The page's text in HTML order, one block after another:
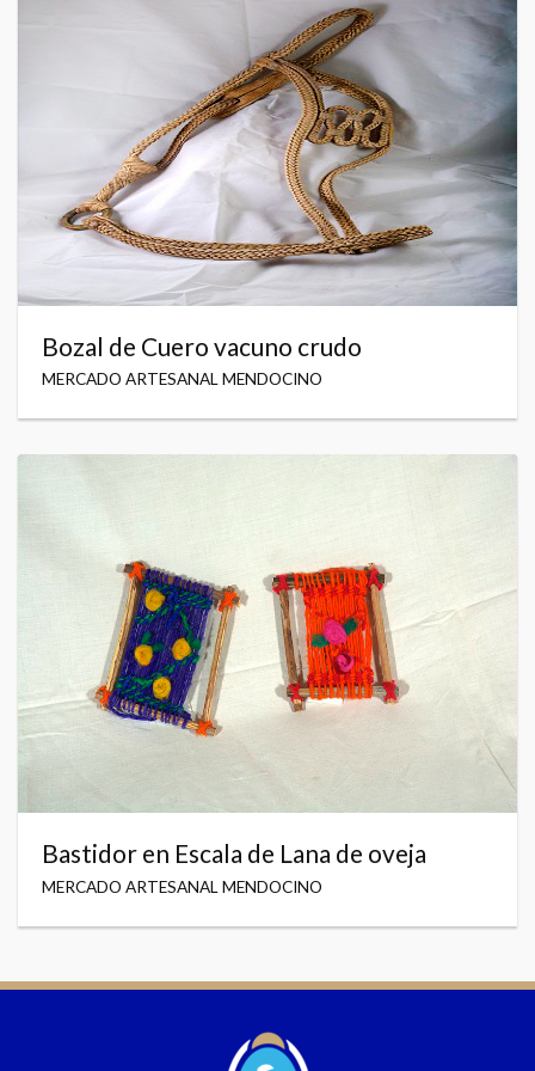
Bozal de Cuero vacuno crudo
MERCADO ARTESANAL MENDOCINO
Bastidor en Escala de Lana de oveja
MERCADO ARTESANAL MENDOCINO